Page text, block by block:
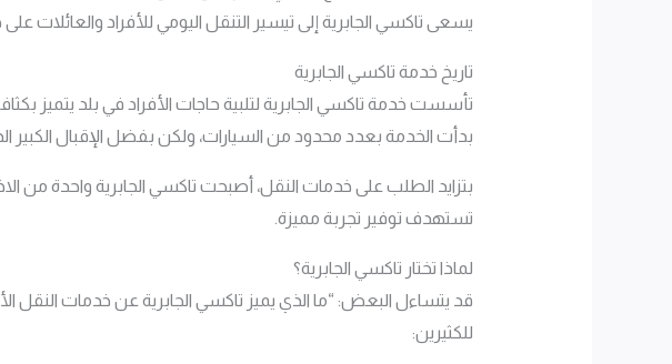
يسعى تاكسي الجابرية إلى تيسير التنقل اليومي للأفراد والعائلات
تاريخ خدمة تاكسي الجابرية
تأسست خدمة تاكسي الجابرية لتلبية حاجات الأفراد في بلد يتميز
بدأت الخدمة بعدد محدود من السيارات، ولكن بفضل الإقبال
بتزايد الطلب على خدمات النقل، أصبحت تاكسي الجابرية واحدة من
تستهدف توفير تجربة مميزة.
لماذا تختار تاكسي الجابرية؟
قد يتساءل البعض: “ما الذي يميز تاكسي الجابرية عن خدمات النقل
للكثيرين: